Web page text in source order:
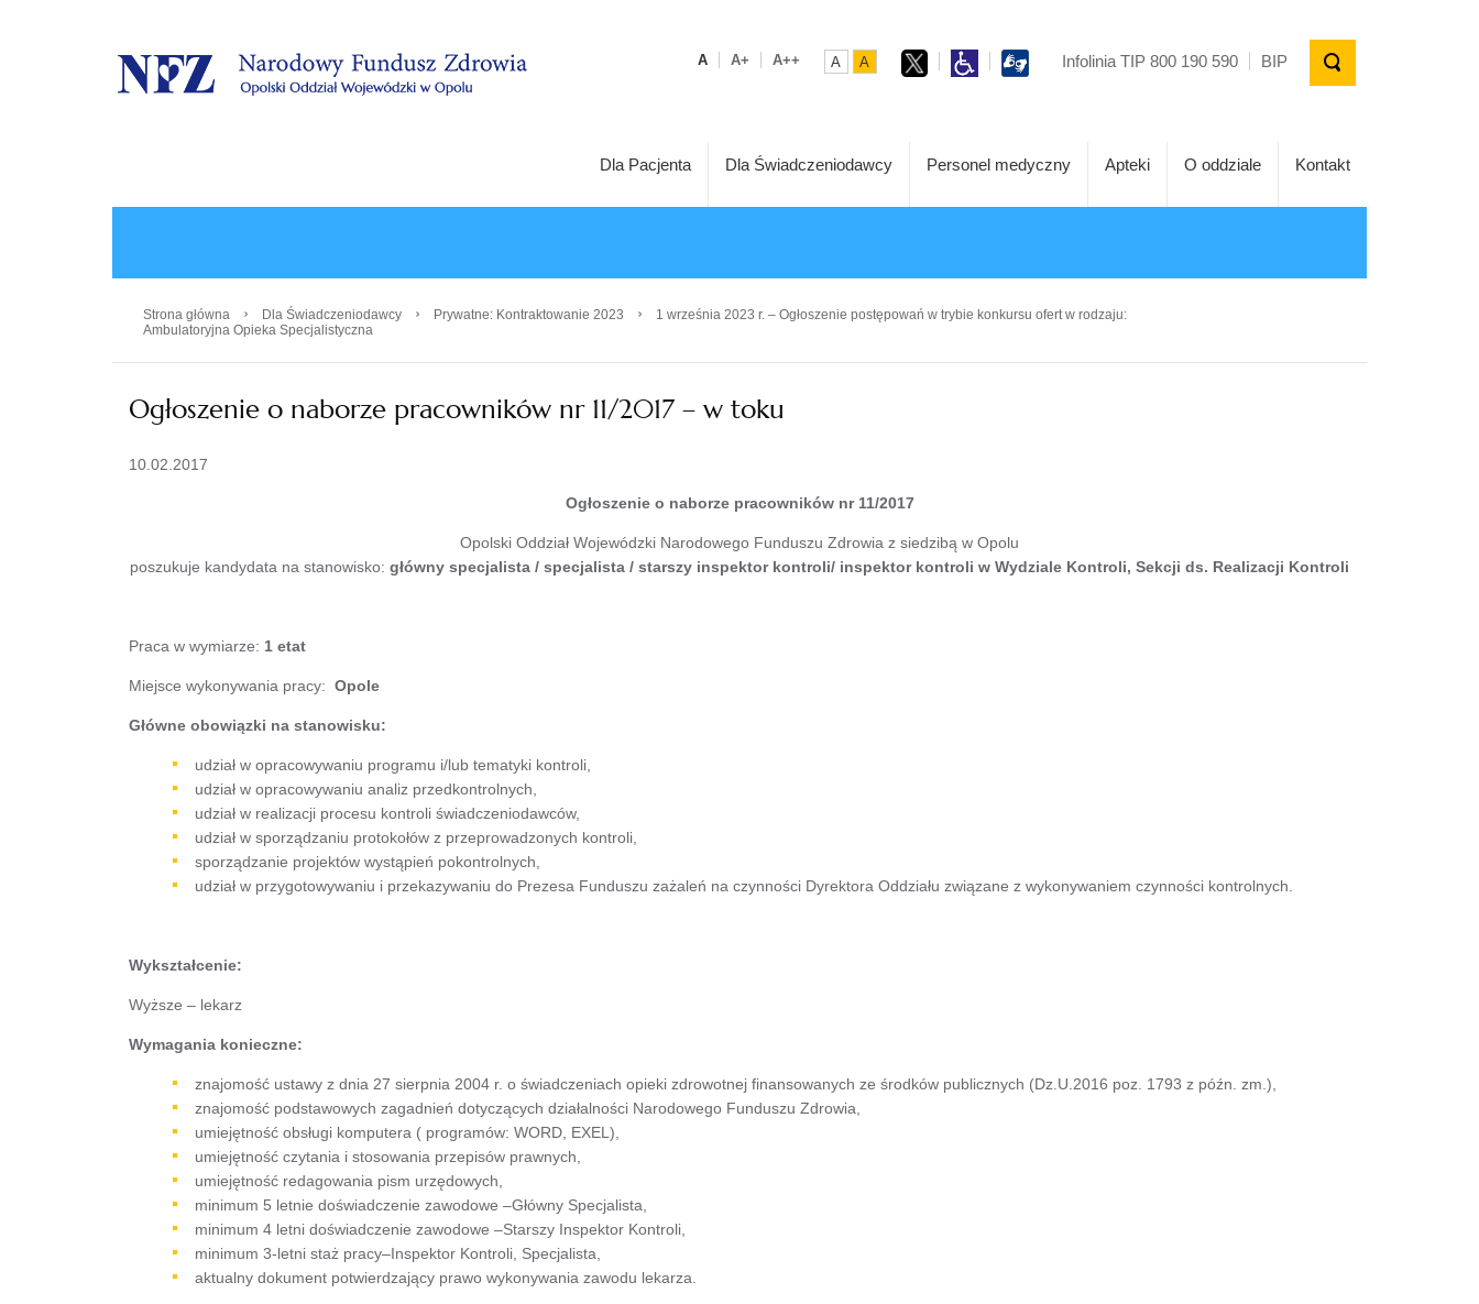
. A A+ A++ A A Infolinia TIP 800 190 590 BIP
Dla Pacjenta Dla Świadczeniodawcy Personel medyczny Apteki O oddziale Kontakt
Strona główna › Dla Świadczeniodawcy › Prywatne: Kontraktowanie 2023 ›
1 września 2023 r. – Ogłoszenie postępowań w trybie konkursu ofert w rodzaju:
Ambulatoryjna Opieka Specjalistyczna
Ogłoszenie o naborze pracowników nr 11/2017 – w toku
10.02.2017
Ogłoszenie o naborze pracowników nr 11/2017
Opolski Oddział Wojewódzki Narodowego Funduszu Zdrowia z siedzibą w Opolu
poszukuje kandydata na stanowisko: główny specjalista / specjalista / starszy inspektor kontroli/ inspektor kontroli w Wydziale Kontroli, Sekcji ds. Realizacji Kontroli
Praca w wymiarze: 1 etat
Miejsce wykonywania pracy: Opole
Główne obowiązki na stanowisku:
udział w opracowywaniu programu i/lub tematyki kontroli,
udział w opracowywaniu analiz przedkontrolnych,
udział w realizacji procesu kontroli świadczeniodawców,
udział w sporządzaniu protokołów z przeprowadzonych kontroli,
sporządzanie projektów wystąpień pokontrolnych,
udział w przygotowywaniu i przekazywaniu do Prezesa Funduszu zażaleń na czynności Dyrektora Oddziału związane z wykonywaniem czynności kontrolnych.
Wykształcenie:
Wyższe – lekarz
Wymagania konieczne:
znajomość ustawy z dnia 27 sierpnia 2004 r. o świadczeniach opieki zdrowotnej finansowanych ze środków publicznych (Dz.U.2016 poz. 1793 z późn. zm.),
znajomość podstawowych zagadnień dotyczących działalności Narodowego Funduszu Zdrowia,
umiejętność obsługi komputera ( programów: WORD, EXEL),
umiejętność czytania i stosowania przepisów prawnych,
umiejętność redagowania pism urzędowych,
minimum 5 letnie doświadczenie zawodowe –Główny Specjalista,
minimum 4 letni doświadczenie zawodowe –Starszy Inspektor Kontroli,
minimum 3-letni staż pracy–Inspektor Kontroli, Specjalista,
aktualny dokument potwierdzający prawo wykonywania zawodu lekarza.